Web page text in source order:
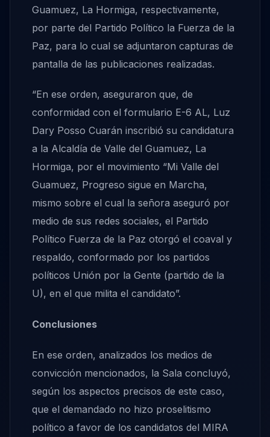
Guamuez, La Hormiga, respectivamente,
por parte del Partido Político la Fuerza de la
Paz, para lo cual se adjuntaron capturas de
pantalla de las publicaciones realizadas.
“En ese orden, aseguraron que, de
conformidad con el formulario E-6 AL, Luz
Dary Posso Cuarán inscribió su candidatura
a la Alcaldía de Valle del Guamuez, La
Hormiga, por el movimiento “Mi Valle del
Guamuez, Progreso sigue en Marcha,
mismo sobre el cual la señora aseguró por
medio de sus redes sociales, el Partido
Político Fuerza de la Paz otorgó el coaval y
respaldo, conformado por los partidos
políticos Unión por la Gente (partido de la
U), en el que milita el candidato”.
Conclusiones
En ese orden, analizados los medios de
convicción mencionados, la Sala concluyó,
según los aspectos precisos de este caso,
que el demandado no hizo proselitismo
político a favor de los candidatos del MIRA